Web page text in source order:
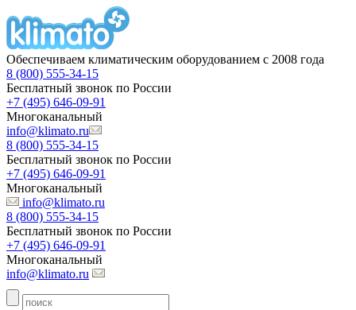
Обеспечиваем климатическим оборудованием с 2008 года
8 (800) 555-34-15
Бесплатный звонок по России
+7 (495) 646-09-91
Многоканальный
info@klimato.ru
8 (800) 555-34-15
Бесплатный звонок по России
+7 (495) 646-09-91
Многоканальный
info@klimato.ru
8 (800) 555-34-15
Бесплатный звонок по России
+7 (495) 646-09-91
Многоканальный
info@klimato.ru